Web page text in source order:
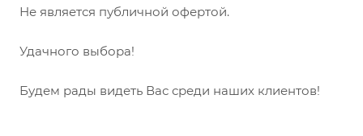
Не является публичной офертой.
Удачного выбора!
Будем рады видеть Вас среди наших клиентов!